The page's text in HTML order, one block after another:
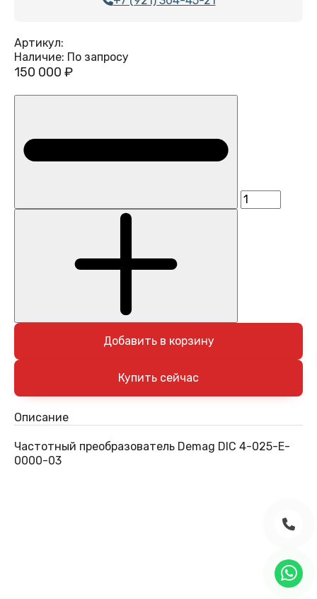
Артикул:
Наличие: По запросу
150 000 ₽
Добавить в корзину
Описание
Частотный преобразователь Demag DIC 4-025-E-
0000-03